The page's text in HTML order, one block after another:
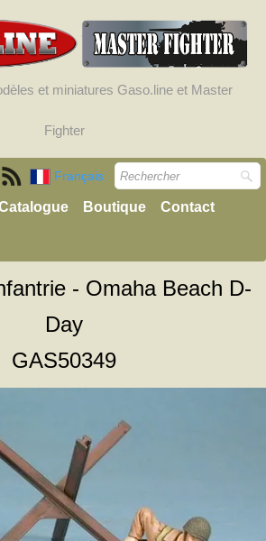
et miniatures Gaso.line et Master
Fighter
Français
Boutique Contact
- Omaha Beach D-
Day
GAS50349